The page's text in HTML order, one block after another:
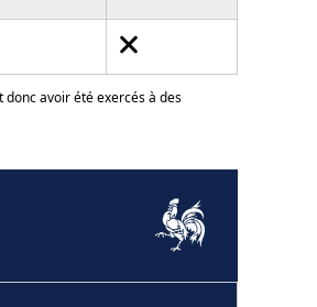
avoir été exercés à des